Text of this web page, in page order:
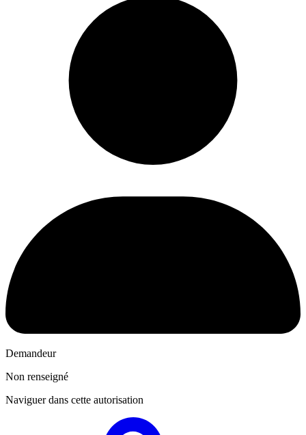
Demandeur
Non renseigné
Naviguer dans cette autorisation